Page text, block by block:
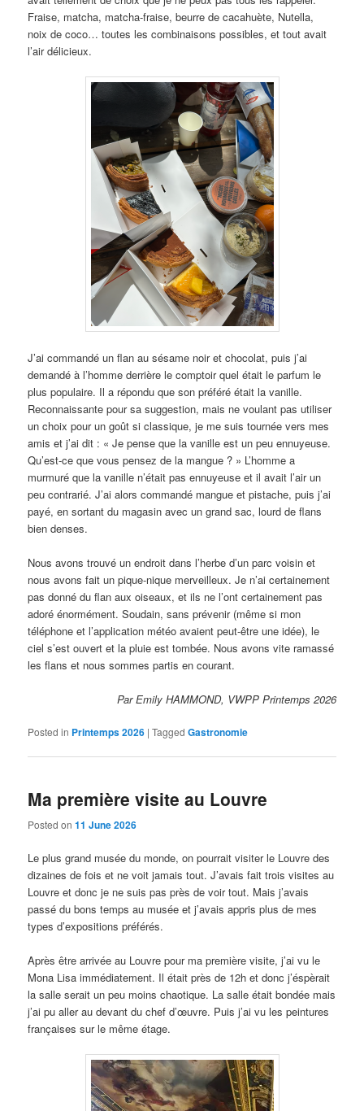
Fraise, matcha, matcha-fraise, beurre de cacahuète, Nutella,
noix de coco… toutes les combinaisons possibles, et tout avait
l’air délicieux.
J’ai commandé un flan au sésame noir et chocolat, puis j’ai
demandé à l’homme derrière le comptoir quel était le parfum le
plus populaire. Il a répondu que son préféré était la vanille.
Reconnaissante pour sa suggestion, mais ne voulant pas utiliser
un choix pour un goût si classique, je me suis tournée vers mes
amis et j’ai dit : « Je pense que la vanille est un peu ennuyeuse.
Qu’est-ce que vous pensez de la mangue ? » L’homme a
murmuré que la vanille n’était pas ennuyeuse et il avait l’air un
peu contrarié. J’ai alors commandé mangue et pistache, puis j’ai
payé, en sortant du magasin avec un grand sac, lourd de flans
bien denses.
Nous avons trouvé un endroit dans l’herbe d’un parc voisin et
nous avons fait un pique-nique merveilleux. Je n’ai certainement
pas donné du flan aux oiseaux, et ils ne l’ont certainement pas
adoré énormément. Soudain, sans prévenir (même si mon
téléphone et l’application météo avaient peut-être une idée), le
ciel s’est ouvert et la pluie est tombée. Nous avons vite ramassé
les flans et nous sommes partis en courant.
Par Emily HAMMOND, VWPP Printemps 2026
Posted in Printemps 2026 |Tagged Gastronomie
Ma première visite au Louvre
Posted on11 June 2026
Le plus grand musée du monde, on pourrait visiter le Louvre des
dizaines de fois et ne voit jamais tout. J’avais fait trois visites au
Louvre et donc je ne suis pas près de voir tout. Mais j’avais
passé du bons temps au musée et j’avais appris plus de mes
types d’expositions préférés.
Après être arrivée au Louvre pour ma première visite, j’ai vu le
Mona Lisa immédiatement. Il était près de 12h et donc j’éspèrait
la salle serait un peu moins chaotique. La salle était bondée mais
j’ai pu aller au devant du chef d’œuvre. Puis j’ai vu les peintures
françaises sur le même étage.